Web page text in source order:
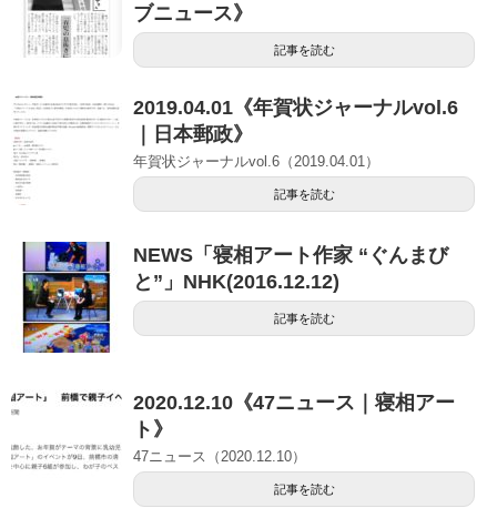
ブニュース》
記事を読む
2019.04.01《年賀状ジャーナルvol.6
｜日本郵政》
年賀状ジャーナルvol.6（2019.04.01）
記事を読む
NEWS「寝相アート作家 “ぐんまび
と”」NHK(2016.12.12)
記事を読む
2020.12.10《47ニュース｜寝相アー
ト》
47ニュース（2020.12.10）
記事を読む